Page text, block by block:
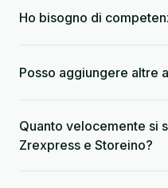
Ho bisogno di
Posso aggiungere altre
Quanto velocemente si
Zrexpress e Storeino?